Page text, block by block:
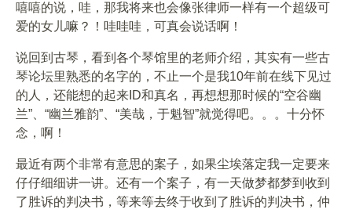
嘻嘻的说，哇，那我将来也会像张律师一样有一个超级可
爱的女儿嘛？！哇哇哇，可真会说话啊！
说回到古琴，看到各个琴馆里的老师介绍，其实有一些古
琴论坛里熟悉的名字的，不止一个是我10年前在线下见过
的人，还能想的起来ID和真名，再想想那时候的“空谷幽
兰”、“幽兰雅韵”、“美哉，于魁智”就觉得吧。。。十分怀
念，啊！
最近有两个非常有意思的案子，如果尘埃落定我一定要来
仔仔细细讲一讲。还有一个案子，有一天做梦都梦到收到
了胜诉的判决书，等来等去终于收到了胜诉的判决书，仲